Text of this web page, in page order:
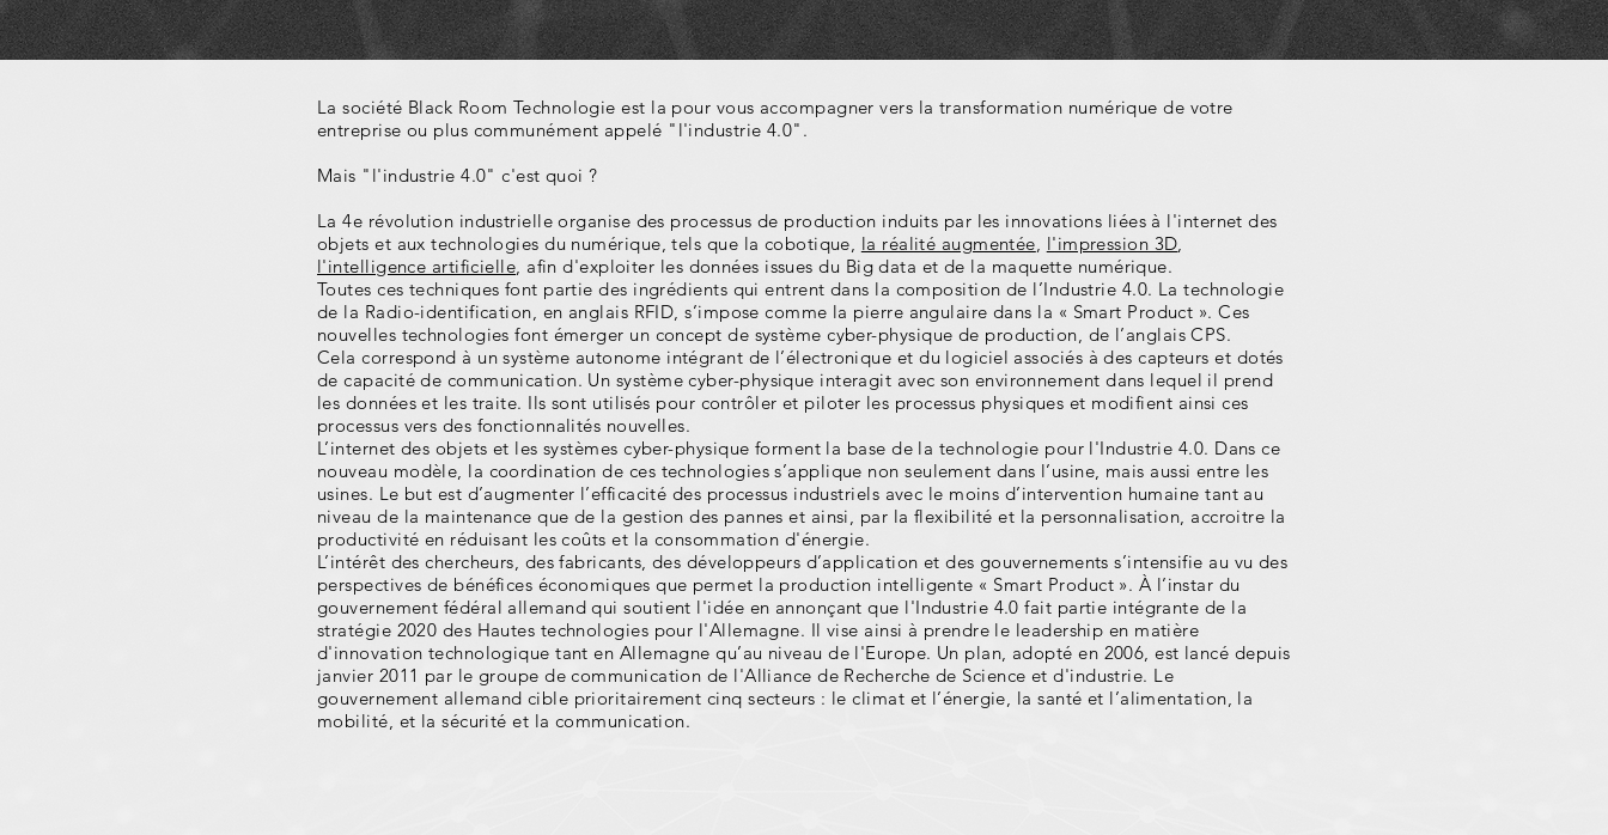
La société Black Room Technologie est la pour vous accompagner vers la transformation numérique de votre
entreprise ou plus communément appelé "l'industrie 4.0".
Mais "l'industrie 4.0" c'est quoi ?
La 4e révolution industrielle organise des processus de production induits par les innovations liées à l'internet des
objets et aux technologies du numérique, tels que la cobotique, la réalité augmentée, l'impression 3D,
l'intelligence artificielle, afin d'exploiter les données issues du Big data et de la maquette numérique.
Toutes ces techniques font partie des ingrédients qui entrent dans la composition de l’Industrie 4.0. La technologie
de la Radio-identification, en anglais RFID, s’impose comme la pierre angulaire dans la « Smart Product ». Ces
nouvelles technologies font émerger un concept de système cyber-physique de production, de l’anglais CPS.
Cela correspond à un système autonome intégrant de l’électronique et du logiciel associés à des capteurs et dotés
de capacité de communication. Un système cyber-physique interagit avec son environnement dans lequel il prend
les données et les traite. Ils sont utilisés pour contrôler et piloter les processus physiques et modifient ainsi ces
processus vers des fonctionnalités nouvelles.
L’internet des objets et les systèmes cyber-physique forment la base de la technologie pour l'Industrie 4.0. Dans ce
nouveau modèle, la coordination de ces technologies s’applique non seulement dans l’usine, mais aussi entre les
usines. Le but est d’augmenter l’efficacité des processus industriels avec le moins d’intervention humaine tant au
niveau de la maintenance que de la gestion des pannes et ainsi, par la flexibilité et la personnalisation, accroitre la
productivité en réduisant les coûts et la consommation d'énergie.
L’intérêt des chercheurs, des fabricants, des développeurs d’application et des gouvernements s’intensifie au vu des
perspectives de bénéfices économiques que permet la production intelligente « Smart Product ». À l’instar du
gouvernement fédéral allemand qui soutient l'idée en annonçant que l'Industrie 4.0 fait partie intégrante de la
stratégie 2020 des Hautes technologies pour l'Allemagne. Il vise ainsi à prendre le leadership en matière
d'innovation technologique tant en Allemagne qu’au niveau de l'Europe. Un plan, adopté en 2006, est lancé depuis
janvier 2011 par le groupe de communication de l'Alliance de Recherche de Science et d'industrie. Le
gouvernement allemand cible prioritairement cinq secteurs : le climat et l’énergie, la santé et l’alimentation, la
mobilité, et la sécurité et la communication.